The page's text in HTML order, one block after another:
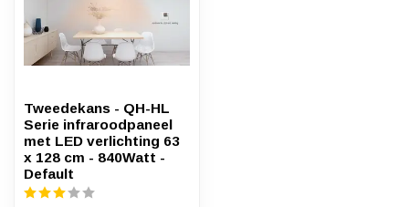
Tweedekans - QH-HL
Serie infraroodpaneel
met LED verlichting 63
x 128 cm - 840Watt -
Default